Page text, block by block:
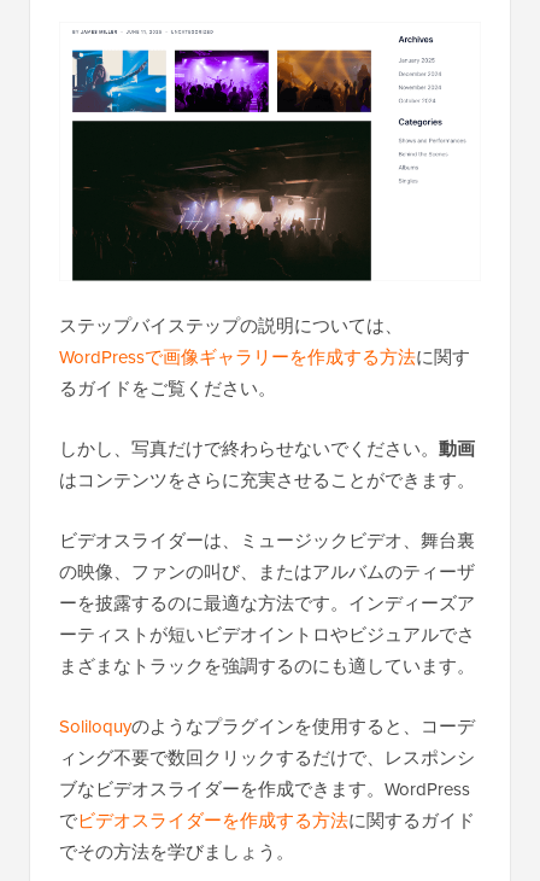
ステップバイステップの説明については、
WordPressで画像ギャラリーを作成する方法に関す
るガイドをご覧ください。
しかし、写真だけで終わらせないでください。 動画
はコンテンツをさらに充実させることができます。
ビデオスライダーは、ミュージックビデオ、舞台裏
の映像、ファンの叫び、またはアルバムのティーザ
ーを披露するのに最適な方法です。インディーズア
ーティストが短いビデオイントロやビジュアルでさ
まざまなトラックを強調するのにも適しています。
Soliloquyのようなプラグインを使用すると、コーデ
ィング不要で数回クリックするだけで、レスポンシ
ブなビデオスライダーを作成できます。WordPress
でビデオスライダーを作成する方法に関するガイド
でその方法を学びましょう。